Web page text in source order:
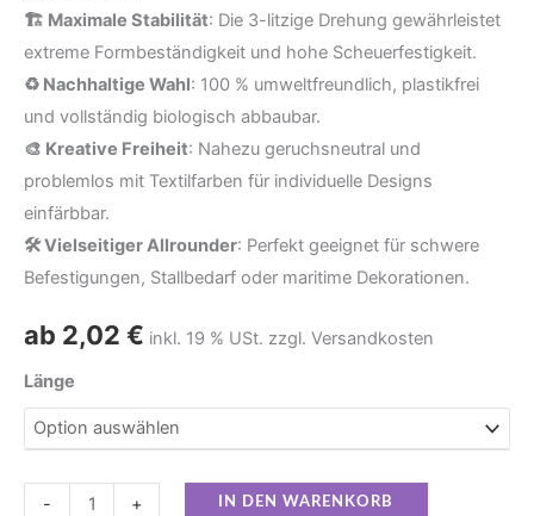
🏗️ Maximale Stabilität: Die 3-litzige Drehung gewährleistet
extreme Formbeständigkeit und hohe Scheuerfestigkeit.
♻️ Nachhaltige Wahl: 100 % umweltfreundlich, plastikfrei
und vollständig biologisch abbaubar.
🎨 Kreative Freiheit: Nahezu geruchsneutral und
problemlos mit Textilfarben für individuelle Designs
einfärbbar.
🛠️ Vielseitiger Allrounder: Perfekt geeignet für schwere
Befestigungen, Stallbedarf oder maritime Dekorationen.
ab 2,02 € inkl. 19 % USt. zzgl. Versandkosten
Länge
- + IN DEN WARENKORB